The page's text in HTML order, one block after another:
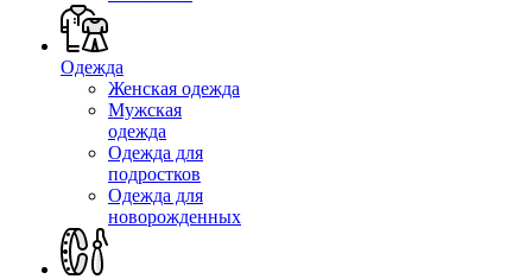
Одежда
Женская одежда
Мужская
одежда
Одежда для
подростков
Одежда для
новорожденных